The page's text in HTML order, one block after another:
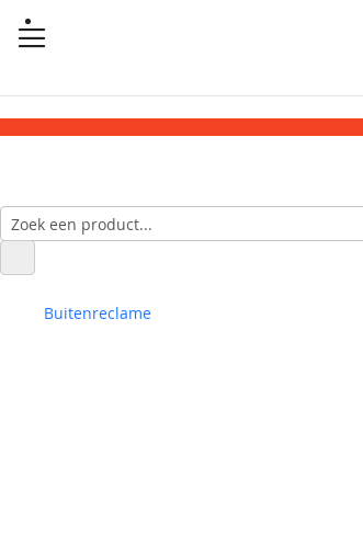
Buitenreclame